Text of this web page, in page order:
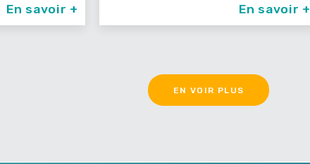
En savoir + En savoir +
EN VOIR PLUS